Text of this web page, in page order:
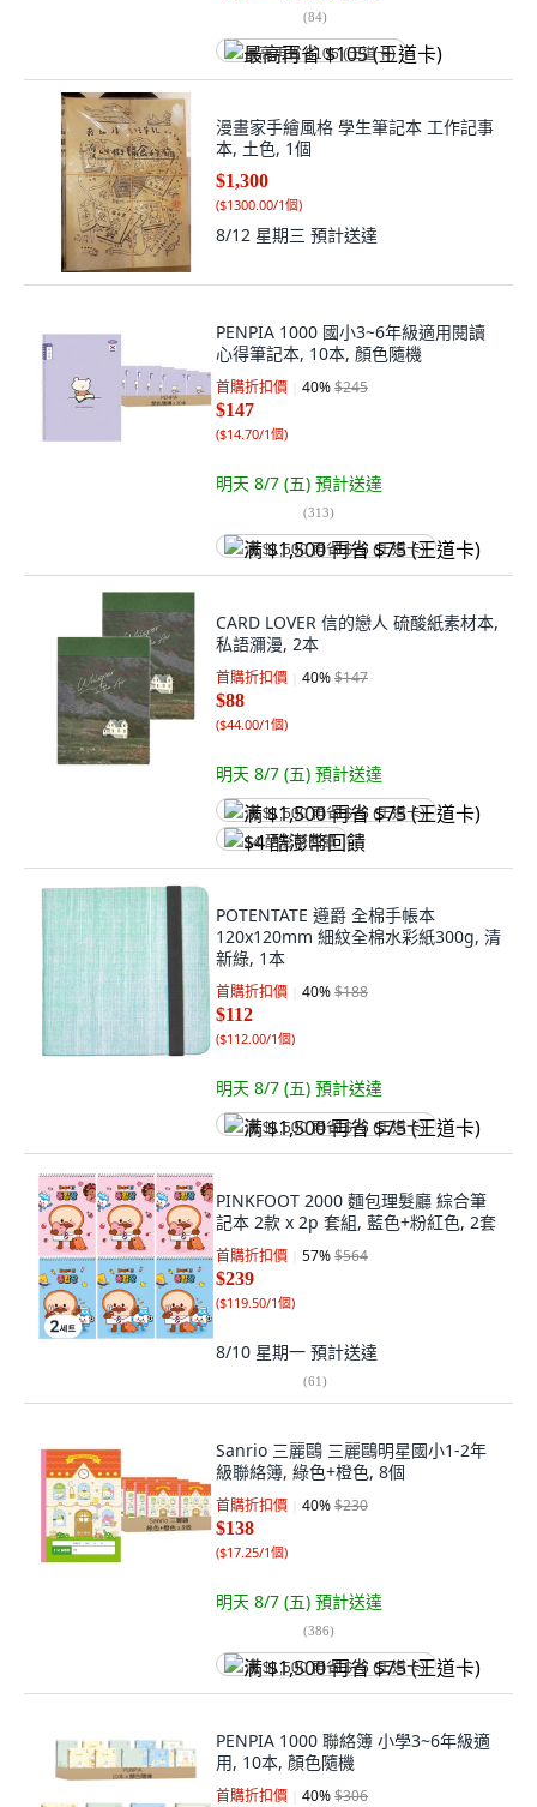
(84)
最高再省 $105 (王道卡)
漫畫家手繪風格 學生筆記本 工作記事
本, 土色, 1個
$1,300
($1300.00/1個)
8/12 星期三 預計送達
PENPIA 1000 國小3~6年級適用閱讀
心得筆記本, 10本, 顏色隨機
首購折扣價 40%$245
$147
($14.70/1個)
明天 8/7 (五) 預計送達
(313)
满 $1,500 再省 $75 (王道卡)
CARD LOVER 信的戀人 硫酸紙素材本,
私語瀰漫, 2本
首購折扣價 40%$147
$88
($44.00/1個)
明天 8/7 (五) 預計送達
满 $1,500 再省 $75 (王道卡)
$4 酷澎幣回饋
POTENTATE 遵爵 全棉手帳本
120x120mm 細紋全棉水彩紙300g, 清
新綠, 1本
首購折扣價 40%$188
$112
($112.00/1個)
明天 8/7 (五) 預計送達
满 $1,500 再省 $75 (王道卡)
PINKFOOT 2000 麵包理髮廳 綜合筆
記本 2款 x 2p 套組, 藍色+粉紅色, 2套
首購折扣價 57%$564
$239
($119.50/1個)
8/10 星期一 預計送達
(61)
Sanrio 三麗鷗 三麗鷗明星國小1-2年
級聯絡簿, 綠色+橙色, 8個
首購折扣價 40%$230
$138
($17.25/1個)
明天 8/7 (五) 預計送達
(386)
满 $1,500 再省 $75 (王道卡)
PENPIA 1000 聯絡簿 小學3~6年級適
用, 10本, 顏色隨機
首購折扣價 40%$306